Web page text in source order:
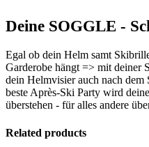
Deine SOGGLE -
Egal ob dein Helm samt
Garderobe hängt => mit deiner
dein Helmvisier auch nach
beste Après-Ski Party wird
überstehen - für alles andere
Related products